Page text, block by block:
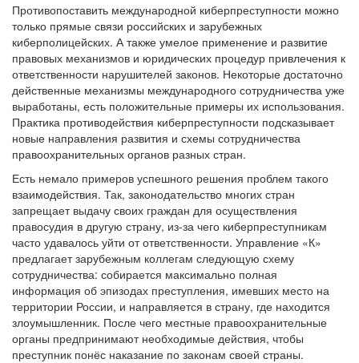
Противопоставить международной киберпреступности можно
только прямые связи российских и зарубежных
киберполицейских. А также умелое применение и развитие
правовых механизмов и юридических процедур привлечения к
ответственности нарушителей законов. Некоторые достаточно
действенные механизмы международного сотрудничества уже
выработаны, есть положительные примеры их использования.
Практика противодействия киберпреступности подсказывает
новые направления развития и схемы сотрудничества
правоохранительных органов разных стран.
Есть немало примеров успешного решения проблем такого
взаимодействия. Так, законодательство многих стран
запрещает выдачу своих граждан для осуществления
правосудия в другую страну, из-за чего киберпреступникам
часто удавалось уйти от ответственности. Управление «К»
предлагает зарубежным коллегам следующую схему
сотрудничества: собирается максимально полная
информация об эпизодах преступления, имевших место на
территории России, и направляется в страну, где находится
злоумышленник. После чего местные правоохранительные
органы предпринимают необходимые действия, чтобы
преступник понёс наказание по законам своей страны.